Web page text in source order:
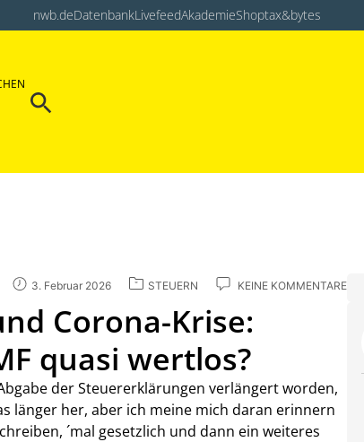
nwb.deDatenbankLivefeedAkademieShoptax&bytes
Search
3. Februar 2026 STEUERN KEINE KOMMENTARE
Corona-Krise:
quasi wertlos?
der Steuererklärungen verlängert worden,
länger her, aber ich meine mich daran erinnern
´mal gesetzlich und dann ein weiteres